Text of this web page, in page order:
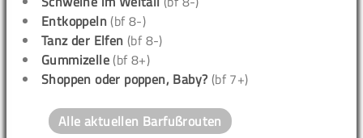
Entkoppeln (bf 8-)
Tanz der Elfen (bf 8-)
Gummizelle (bf 8+)
Shoppen oder poppen, Baby? (bf 7+)
Alle aktuellen Barfußrouten